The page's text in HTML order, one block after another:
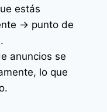
estás
→ punto de
anuncios se
lo que